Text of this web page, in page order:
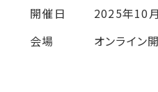
開催日 2025年10月
会場 オンライン